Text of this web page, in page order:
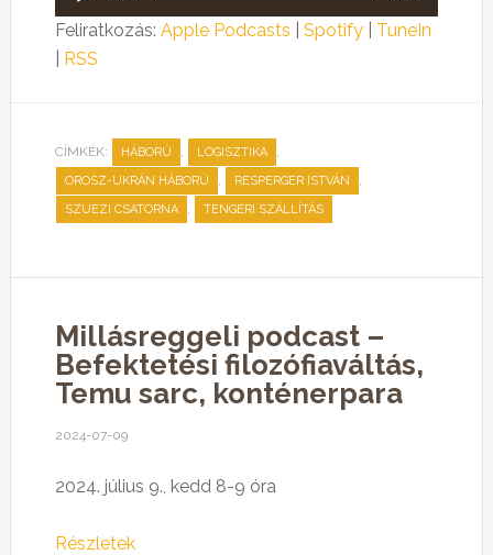
lejátszó
Feliratkozás: Apple Podcasts Spotify| TuneIn
RSS
CÍMKÉK: HÁBORÚ , LOGISZTIKA ,
OROSZ-UKRÁN HÁBORÚ , RESPERGER ISTVÁN ,
SZUEZI CSATORNA , TENGERI SZÁLLÍTÁS
Millásreggeli podcast –
Befektetési filozófiaváltás,
Temu sarc, konténerpara
2024-07-09
2024. július 9., kedd 8-9 óra
Részletek